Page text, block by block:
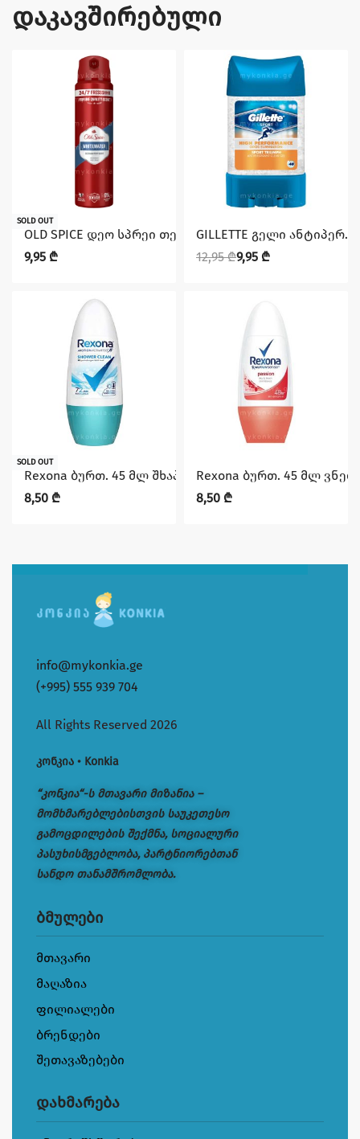
დაკავშირებული
SOLD OUT
OLD SPICE დეო სპრეი თეთრი წყალი 150მლ
9,95 ₾
GILLETTE გელი
12,95₾9,95 ₾
SOLD OUT
Rexona ბურთ. 45 მლ შხაპის სიგრილე
8,50 ₾
Rexona ბურთ. 45 მლ ვნება
8,50 ₾
info@mykonkia.ge
(+995) 555 939 704
All Rights Reserved 2026
კონკია • Konkia
“კონკია“-ს მთავარი მიზანია –
მომხმარებლებისთვის საუკეთესო
გამოცდილების შექმნა, სოციალური
პასუხისმგებლობა, პარტნიორებთან
სანდო თანამშრომლობა.
ბმულები
მთავარი
მაღაზია
ფილიალები
ბრენდები
შეთავაზებები
დახმარება